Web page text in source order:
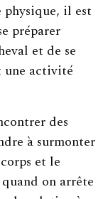
il est
préparer
et de se
une activité
des
à surmonter
et le
on arrête